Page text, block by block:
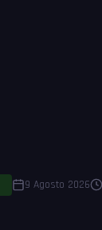
9 Agosto 2026